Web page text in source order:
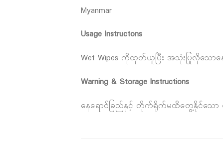
Myanmar
Usage Instructons
Wet Wipes ကိုထုတ်ယူပြီး အသုံးပြုလိုသောန
Warning & Storage Instructions
နေရောင်ခြည်နှင့် တိုက်ရိုက်မထိတွေ့နိုင်သော